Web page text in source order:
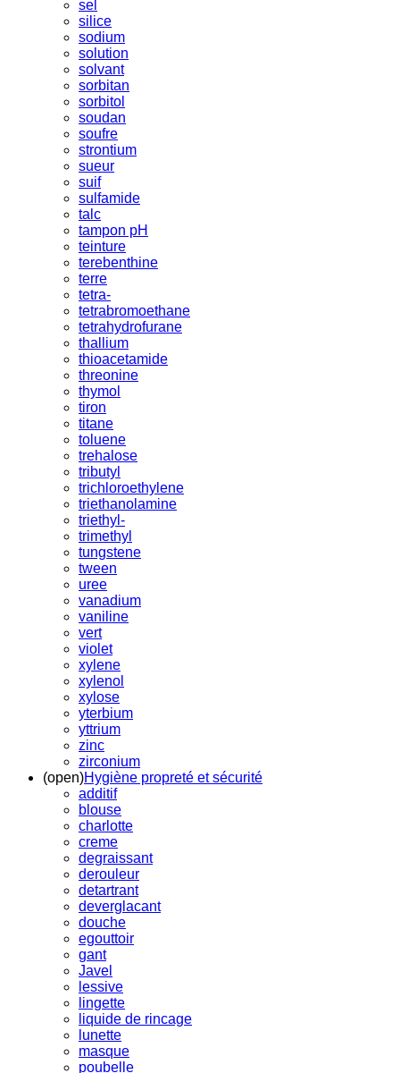
sel
silice
sodium
solution
solvant
sorbitan
sorbitol
soudan
soufre
strontium
sueur
suif
sulfamide
talc
tampon pH
teinture
terebenthine
terre
tetra-
tetrabromoethane
tetrahydrofurane
thallium
thioacetamide
threonine
thymol
tiron
titane
toluene
trehalose
tributyl
trichloroethylene
triethanolamine
triethyl-
trimethyl
tungstene
tween
uree
vanadium
vaniline
vert
violet
xylene
xylenol
xylose
yterbium
yttrium
zinc
zirconium
(open)Hygiène propreté et sécurité
additif
blouse
charlotte
creme
degraissant
derouleur
detartrant
deverglacant
douche
egouttoir
gant
Javel
lessive
lingette
liquide de rincage
lunette
masque
poubelle